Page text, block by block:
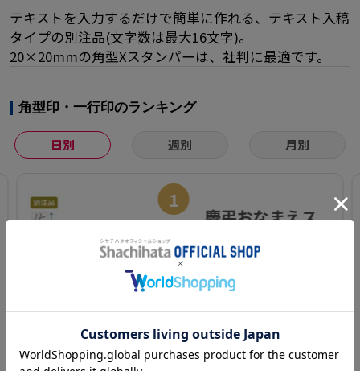
テキストを入力するだけで簡単に作れる、テキスト入稿
タイプの別注品(文字数は最大16文字)。
20×20mmの角型Xスタンパーは、社判に最適です。
角型印・一行印のランキング
日別 週別 月別
1
慶弔おなまえス
タンプ【別注
品】
¥ 1,870(税込)～